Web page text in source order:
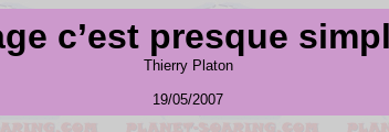
c’est presque
Thierry Platon
19/05/2007